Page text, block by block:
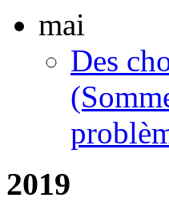
mai
Des
2019